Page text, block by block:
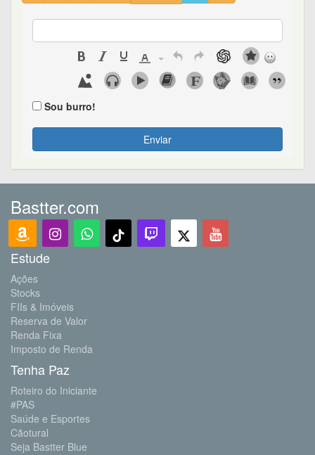
Sou burro!
Enviar
Bastter.com
Estude
Ações
Stocks
FIIs & Imóveis
Reserva de Valor
Renda Fixa
Imposto de Renda
Tenha Paz
Roteiro do Iniciante
#PAS
Saúde e Esportes
Cãotural
Seja Bastter Blue